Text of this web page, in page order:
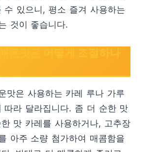
수 있으니, 평소 즐겨 사용하는
것이 좋습니다.
맛은 사용하는 카레 루나 가루
따라 달라집니다. 좀 더 순한 맛
맛 카레를 사용하거나, 고추장
아주 소량 첨가하여 매콤함을